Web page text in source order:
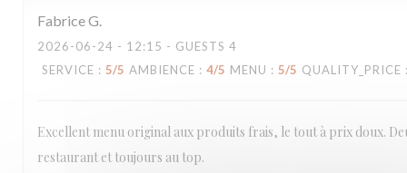
FabriceG
2026-06-24 - 12:15 - GUESTS 4
SERVICE : 5/5 AMBIENCE : 4/5 MENU : 5/5 QUALITY_PRICE
Excellent menu original aux produits frais, le tout à prix doux.
restaurant et toujours au top.